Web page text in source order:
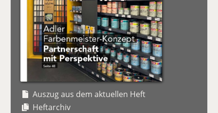
Auszug aus dem aktuellen Heft
Heftarchiv